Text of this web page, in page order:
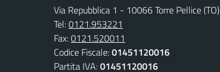
Via Repubblica 1 - 10066 Torre Pellice (TO)
Tel:0121.953221
Fax:0121.520011
Codice Fiscale:01451120016
Partita IVA:01451120016